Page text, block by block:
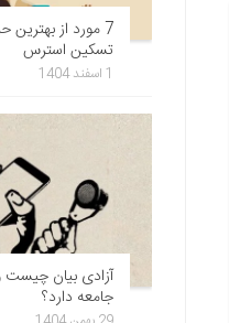
7 مورد از بهترین
تسکین استرس
1 اسفند 1404
آزادی بیان
جامعه دارد؟